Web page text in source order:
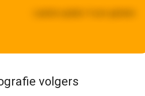
volgers